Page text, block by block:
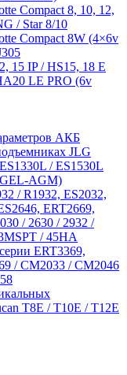
Compact 8, 10, 12,
/ Star 8/10
Compact 8W (4×6v
15 IP / HS15, 18 E
LE PRO (6v
АКБ
JLG
/ ES1530L
AGM)
/ R1932, ES2032,
ERT2669,
/ 2630 / 2932 /
/ 45HA
ERT3369,
/ CM2033 / CM2046
T8E / T10E / T12E